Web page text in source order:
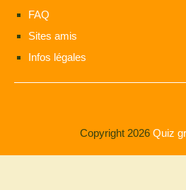
FAQ
Sites amis
Infos légales
Copyright 2026 Quiz